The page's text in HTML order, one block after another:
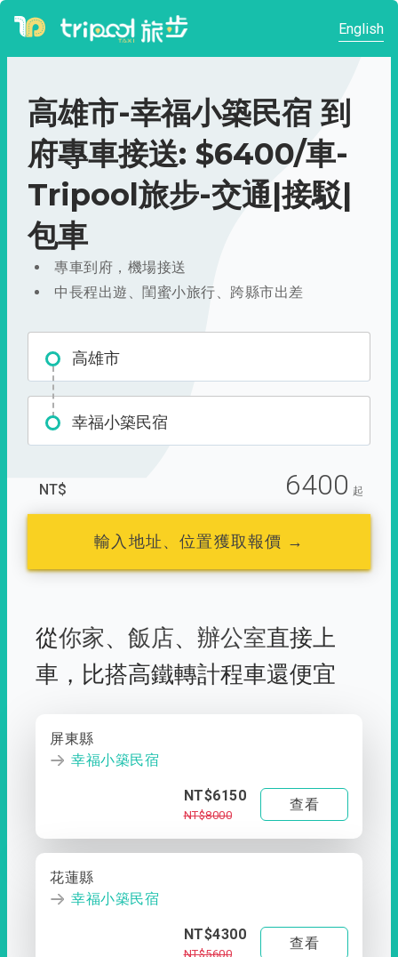
English
高雄市-幸福小築民宿 到
府專車接送: $6400/車-
Tripool旅步-交通|接駁|
包車
專車到府，機場接送
中長程出遊、閨蜜小旅行、跨縣市出差
高雄市
幸福小築民宿
NT$ 6400 起
輸入地址、位置獲取報價 →
從你家、 飯店、 辦公室直接上
車， 比搭高鐵轉計程車還便宜
屏東縣
幸福小築民宿
NT$6150
NT$8000
查看
花蓮縣
幸福小築民宿
NT$4300
NT$5600
查看